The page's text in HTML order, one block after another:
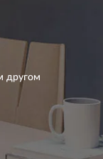
другом